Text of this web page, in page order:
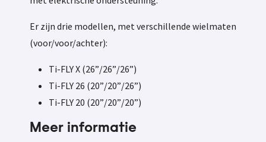
Er zijn drie modellen, met verschillende wielmaten
(voor/voor/achter):
Ti-FLY X (26”/26”/26”)
Ti-FLY 26 (20”/20”/26”)
Ti-FLY 20 (20”/20”/20”)
Meer informatie